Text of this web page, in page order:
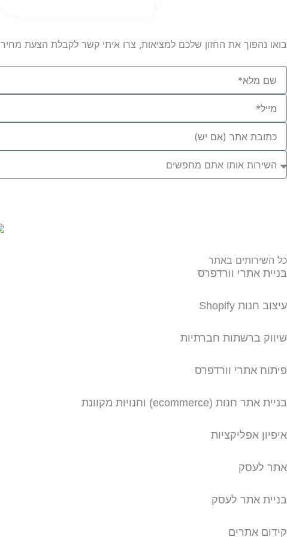
בואו נהפוך את החזון שלכם למציאות, צרו איתי קשר לקבלת הצעת מחיר
Name
Url
אותו
כל השירותים באתר
בניית אתרי וורדפרס
עיצוב חנות Shopify
שיווק ברשתות חברתיות
פיתוח אתרי וורדפרס
בניית אתר חנות (ecommerce) וחנויות מקוונת
איפיון אפליקציות
אתר לעסק
בניית אתר לעסק
קידום אתרים